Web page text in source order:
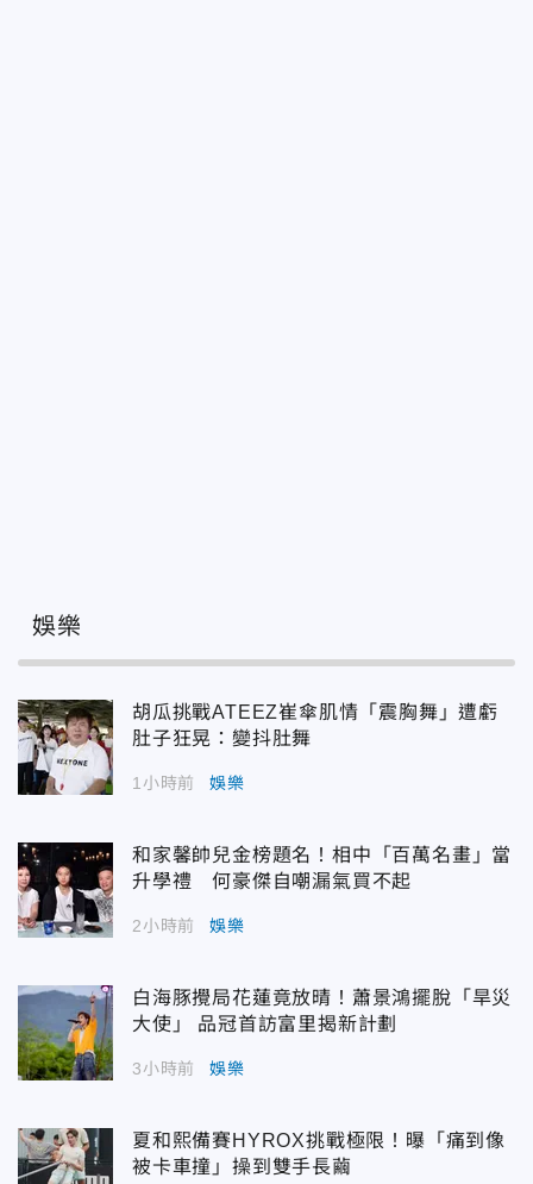
娛樂
胡瓜挑戰ATEEZ崔傘肌情「震胸舞」遭虧
肚子狂晃：變抖肚舞
1小時前 娛樂
和家馨帥兒金榜題名！相中「百萬名畫」當
升學禮 何豪傑自嘲漏氣買不起
2小時前 娛樂
白海豚攪局花蓮竟放晴！蕭景鴻擺脫「旱災
大使」 品冠首訪富里揭新計劃
3小時前 娛樂
夏和熙備賽HYROX挑戰極限！曝「痛到像
被卡車撞」操到雙手長繭